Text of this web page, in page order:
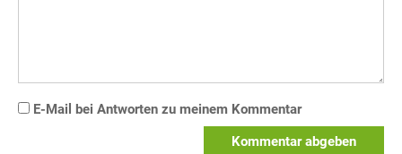
E-Mail bei Antworten zu meinem Kommentar
Kommentar abgeben